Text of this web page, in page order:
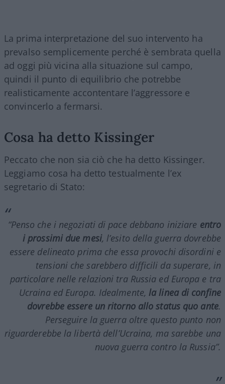
La prima interpretazione del suo intervento ha
prevalso semplicemente perché è sembrata quella
ad oggi più vicina alla situazione sul campo,
quindi il punto di equilibrio che potrebbe
realisticamente accontentare l’aggressore e
convincerlo a fermarsi.
Cosa ha detto Kissinger
Peccato che non sia ciò che ha detto Kissinger.
Leggiamo cosa ha detto testualmente l’ex
segretario di Stato:
“Penso che i negoziati di pace debbano iniziare entro
i prossimi due mesi, l’esito della guerra dovrebbe
essere delineato prima che essa provochi disordini e
tensioni che sarebbero difficili da superare, in
particolare nelle relazioni tra Russia ed Europa e tra
Ucraina ed Europa. Idealmente, la linea di confine
dovrebbe essere un ritorno allo status quo ante.
Perseguire la guerra oltre questo punto non
riguarderebbe la libertà dell’Ucraina, ma sarebbe una
nuova guerra contro la Russia”.